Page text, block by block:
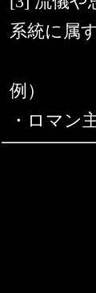
系統に属
例）
・ロマン